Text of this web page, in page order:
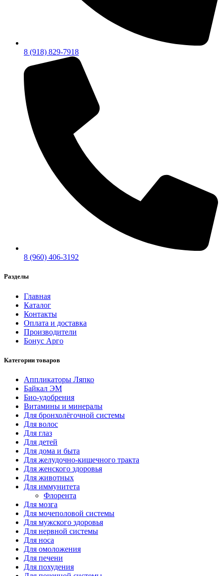
8 (918) 829-7918
8 (960) 406-3192
Разделы
Главная
Каталог
Контакты
Оплата и доставка
Производители
Бонус Арго
Категории товаров
Аппликаторы Ляпко
Байкал ЭМ
Био-удобрения
Витамины и минералы
Для бронхолёгочной системы
Для волос
Для глаз
Для детей
Для дома и быта
Для желудочно-кишечного тракта
Для женского здоровья
Для животных
Для иммунитета
Флорента
Для мозга
Для мочеполовой системы
Для мужского здоровья
Для нервной системы
Для носа
Для омоложения
Для печени
Для похудения